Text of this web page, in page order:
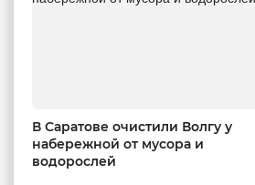
В Саратове очистили Волгу у
набережной от мусора и
водорослей